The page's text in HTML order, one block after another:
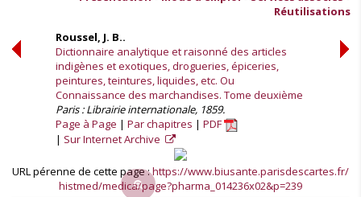
Réutilisations
Roussel, J. B..
Dictionnaire analytique et raisonné des articles
indigènes et exotiques, drogueries, épiceries,
peintures, teintures, liquides, etc. Ou
Connaissance des marchandises. Tome deuxième
Paris : Librairie internationale, 1859.
Page à Page
Par chapitres
PDF
Sur Internet Archive
URL pérenne de cette page :https://www.biusante.parisdescartes.fr/
histmed/medica/page?pharma_014236x02&p=239